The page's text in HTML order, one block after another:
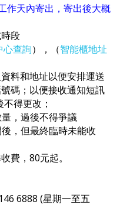
作天內寄出，寄出後大概
段
心查詢），（智能櫃地址
料和地址以便安排運送
碼；以便接收通知短訊
得更改；
，過後不得爭議
，但最終臨時未能收
，80元起。
6888 (星期一至五